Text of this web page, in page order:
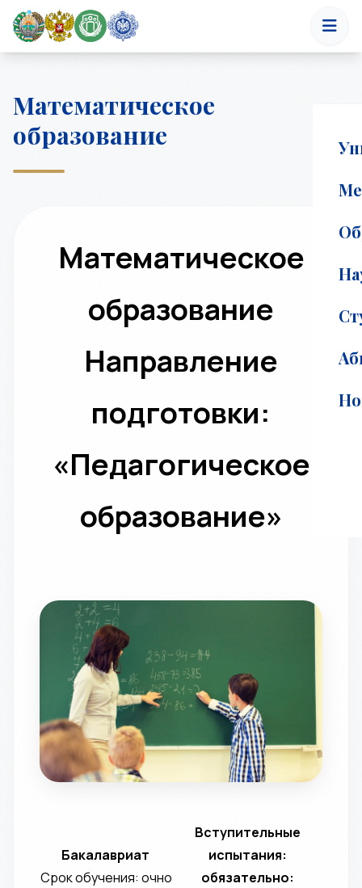
Математическое
образование
Математическое
образование
Направление
подготовки:
«Педагогическое
образование»
Бакалавриат
Срок обучения: очно
Вступительные
испытания:
обязательно: